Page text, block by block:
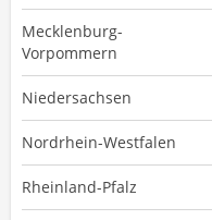
Mecklenburg-
Vorpommern
Niedersachsen
Nordrhein-Westfalen
Rheinland-Pfalz